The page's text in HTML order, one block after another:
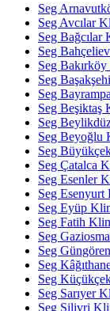
Seg
Seg Avcılar
Seg Bağcılar
Seg
Seg
Seg
Seg
Seg Beşiktaş
Seg
Seg Beyoğlu
Seg
Seg Çatalca
Seg Esenler
Seg
Seg Eyüp
Seg Fatih
Seg
Seg
Seg
Seg
Seg Sarıyer
Seg Silivri